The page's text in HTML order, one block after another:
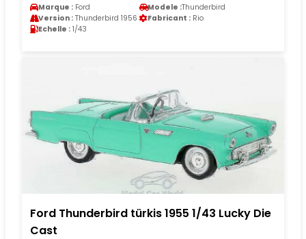
Marque : Ford Modele :Thunderbird
Version : Thunderbird 1956 Fabricant : Rio
Echelle : 1/43
Ford Thunderbird türkis 1955 1/43 Lucky Die
Cast